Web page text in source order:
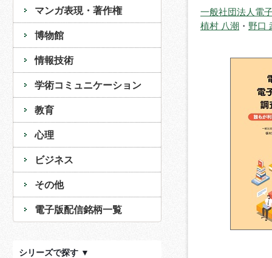
マンガ表現・著作権
博物館
情報技術
学術コミュニケーション
教育
心理
ビジネス
その他
電子版配信銘柄一覧
シリーズで探す ▼
一般社団法人電
植村 八潮 ・ 野口